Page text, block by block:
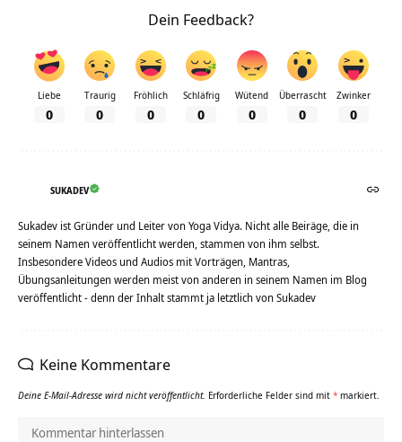
Dein Feedback?
Liebe
0
Traurig
0
Fröhlich
0
Schläfrig
0
Wütend
0
Überrascht
0
Zwinker
0
SUKADEV
Sukadev ist Gründer und Leiter von Yoga Vidya. Nicht alle Beiräge, die in
seinem Namen veröffentlicht werden, stammen von ihm selbst.
Insbesondere Videos und Audios mit Vorträgen, Mantras,
Übungsanleitungen werden meist von anderen in seinem Namen im Blog
veröffentlicht - denn der Inhalt stammt ja letztlich von Sukadev
Keine Kommentare
Deine E-Mail-Adresse wird nicht veröffentlicht. Erforderliche Felder sind mit * markiert.